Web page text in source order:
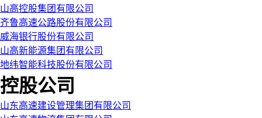
山高控股集团有限公司
齐鲁高速公路股份有限公司
威海银行股份有限公司
山高新能源集团有限公司
地纬智能科技股份有限公司
控股公司
山东高速建设管理集团有限公司